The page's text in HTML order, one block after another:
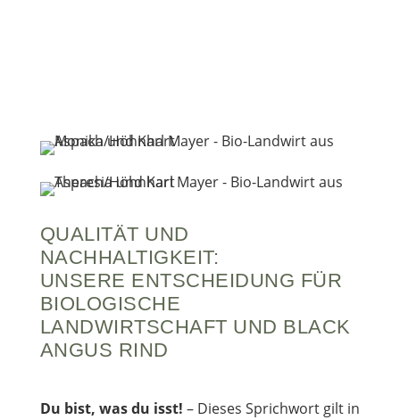
QUALITÄT UND
NACHHALTIGKEIT:
UNSERE ENTSCHEIDUNG FÜR
BIOLOGISCHE
LANDWIRTSCHAFT UND BLACK
ANGUS RIND
Du bist, was du isst! – Dieses Sprichwort gilt in